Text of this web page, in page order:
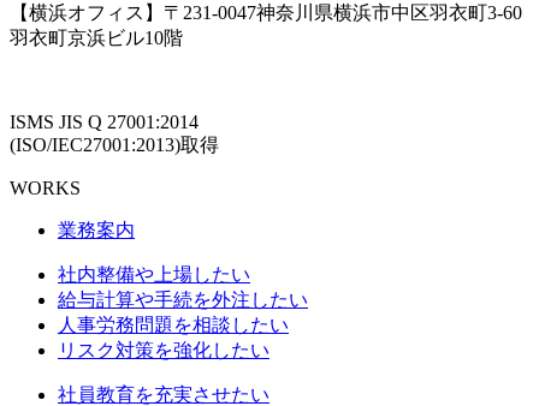
【横浜オフィス】〒231-0047神奈川県横浜市中区羽衣町3-60
羽衣町京浜ビル10階
ISMS JIS Q 27001:2014
(ISO/IEC27001:2013)取得
WORKS
業務案内
社内整備や上場したい
給与計算や手続を外注したい
人事労務問題を相談したい
リスク対策を強化したい
社員教育を充実させたい